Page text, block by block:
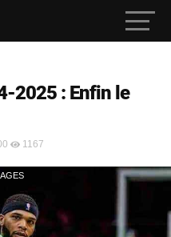
2025 : Enfin le
1167